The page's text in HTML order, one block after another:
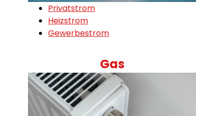
Privatstrom
Heizstrom
Gewerbestrom
Gas